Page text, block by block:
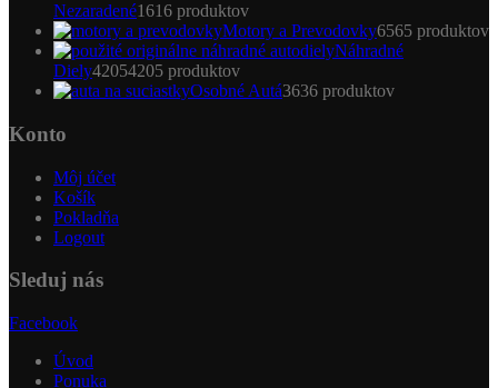
Nezaradené1616 produktov
Motory a Prevodovky6565 produktov
Náhradné
Diely42054205 produktov
Osobné Autá3636 produktov
Konto
Môj účet
Košík
Pokladňa
Logout
Sleduj nás
Facebook
Úvod
Ponuka